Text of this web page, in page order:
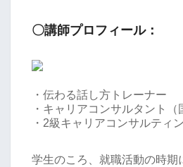
〇講師プロフィール：
・伝わる話し方トレーナー
・キャリアコンサルタント（
・2級キャリアコンサルティ
学生のころ、就職活動の時